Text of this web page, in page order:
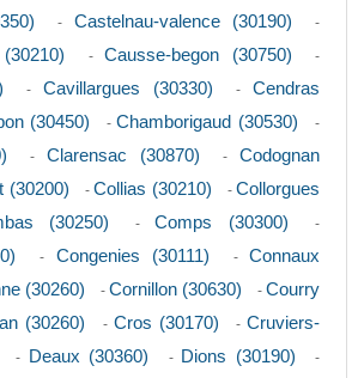
- Castelnau-valence (30190) -
-Causse-begon (30750) -
- Cavillargues (30330) -Cendras
(30450) -Chamborigaud (30530) -
- Clarensac (30870) -Codognan
(30200) -Collias (30210) -Collorgues
(30250) -Comps (30300) -
- Congenies (30111) -Connaux
(30260) -Cornillon (30630) -Courry
(30260) - Cros (30170) -Cruviers-
- Deaux (30360) - Dions (30190) -